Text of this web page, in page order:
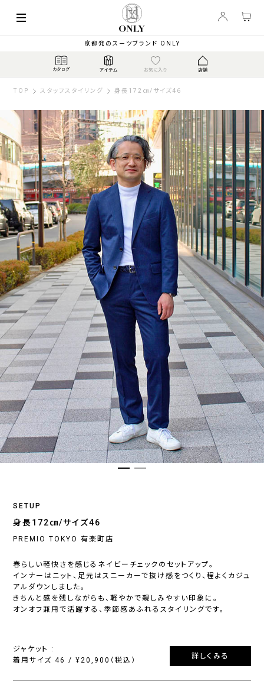
京都発のスーツブランド ONLY
TOP スタッフスタイリング 身長172㎝/サイズ46
SETUP
身長172㎝/サイズ46
PREMIO TOKYO 有楽町店
春らしい軽快さを感じるネイビーチェックのセットアップ。
インナーはニット、足元はスニーカーで抜け感をつくり、程よくカジュ
アルダウンしました。
きちんと感を残しながらも、軽やかで親しみやすい印象に。
オンオフ兼用で活躍する、季節感あふれるスタイリングです。
ジャケット :
着用サイズ 46 / ¥20,900（税込）
詳しくみる